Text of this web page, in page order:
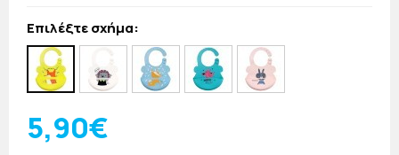
Επιλέξτε σχήμα:
5,90€